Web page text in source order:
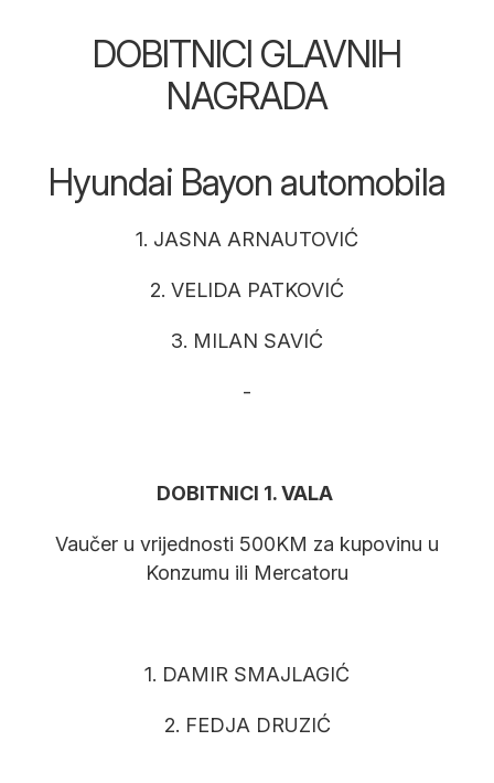
DOBITNICI GLAVNIH
NAGRADA
Hyundai Bayon automobila
1. JASNA ARNAUTOVIĆ
2. VELIDA PATKOVIĆ
3. MILAN SAVIĆ
-
DOBITNICI 1. VALA
Vaučer u vrijednosti 500KM za kupovinu u
Konzumu ili Mercatoru
1. DAMIR SMAJLAGIĆ
2. FEDJA DRUZIĆ